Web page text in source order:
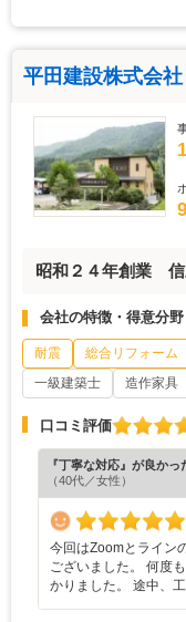
平田建設株式会社
昭和２４年創業 信
会社の特徴・得意分野
耐震 総合リフォーム
一級建築士
造作家具
口コミ評価
『丁寧な対応』が良かっ
（40代／女性）
今回はZoomとライン
ございました。 何度
かりました。 途中、